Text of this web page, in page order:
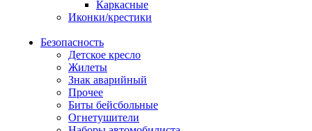
Каркасные
Иконки/крестики
Безопасность
Детское кресло
Жилеты
Знак аварийный
Прочее
Биты бейсбольные
Огнетушители